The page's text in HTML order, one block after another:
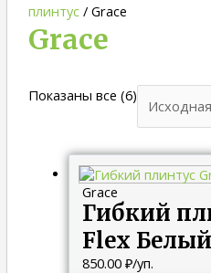
плинтус/ Grace
Grace
Показаны все (6)
Grace
Гибкий
Flex
850.00 ₽/уп.